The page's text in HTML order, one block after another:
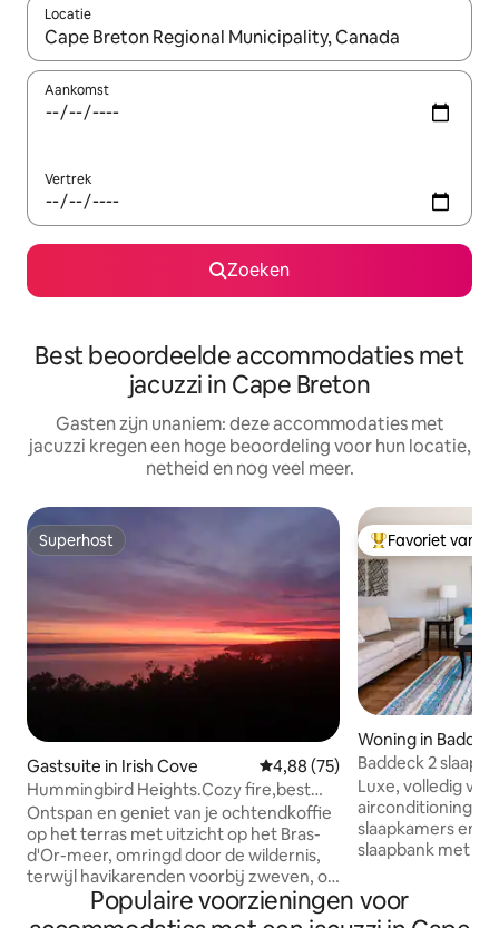
Locatie
Wanneer er suggesties beschikbaar zijn, maak je een keuze
Aankomst
Vertrek
Zoeken
Best beoordeelde accommodaties met
jacuzzi in Cape Breton
Gasten zijn unaniem: deze accommodaties met
jacuzzi kregen een hoge beoordeling voor hun locatie,
netheid en nog veel meer.
Superhost
Superhost
Gastsuite in Irish Cove Gemiddelde beoordeling van
4,88 (75)
Hummingbird Heights.Cozy fire,best
views, hot tub*
Ontspan en geniet van je ochtendkoffie
op het terras met uitzicht op het Bras-
d'Or-meer, omringd door de wildernis,
terwijl havikarenden voorbij zweven, of
maak het je gezellig bij de houtkachel.
De trap biedt uitzicht op de pracht
Topfavoriet van
Favoriet van
Woning in
Baddeck 2
Condo-Incredible
Luxe, volledig
airconditioning,
slaapkamers en 2
slaapbank met
de Bras D'or
patio aan de
Populaire voorzieningen voor